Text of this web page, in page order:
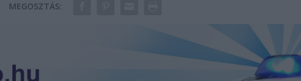
MEGOSZTÁS: